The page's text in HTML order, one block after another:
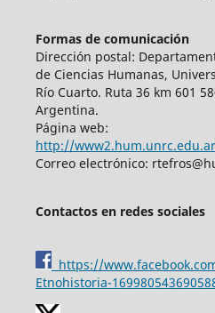
Formas de comunicación
Dirección postal:
de Ciencias Humanas,
Río Cuarto. Ruta 36 km 601
Argentina.
Página web:
http://
Correo electrónico:
Contactos en redes sociales
https://
Etnohistoria-